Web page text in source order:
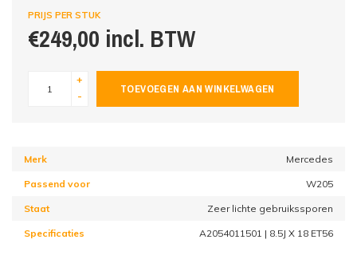
PRIJS PER STUK
€249,00 incl. BTW
+
-
TOEVOEGEN AAN WINKELWAGEN
Merk Mercedes
Passend voor W205
Staat Zeer lichte gebruikssporen
Specificaties A2054011501 | 8.5J X 18 ET56